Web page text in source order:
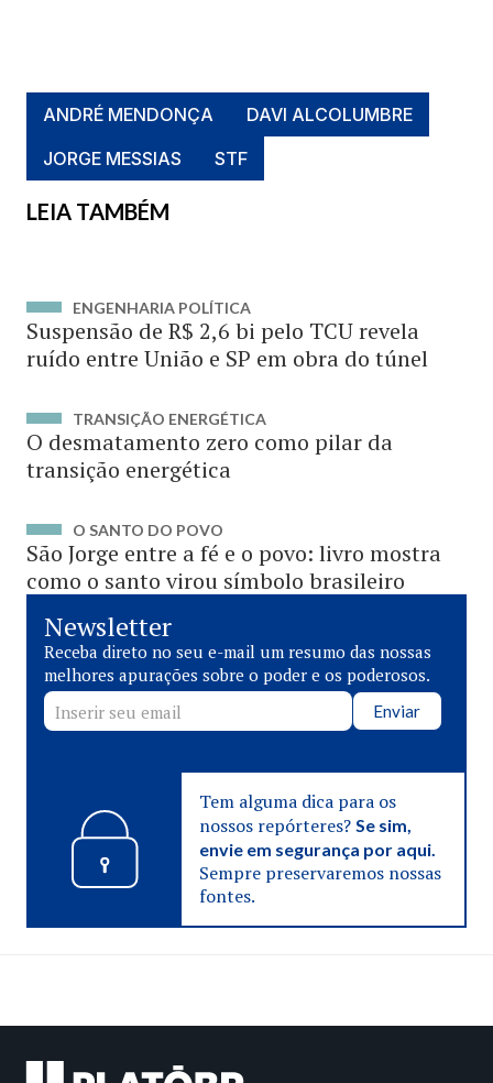
ANDRÉ MENDONÇA
DAVI ALCOLUMBRE
JORGE MESSIAS
STF
LEIA TAMBÉM
ENGENHARIA POLÍTICA
Suspensão de R$ 2,6 bi pelo TCU revela
ruído entre União e SP em obra do túnel
TRANSIÇÃO ENERGÉTICA
O desmatamento zero como pilar da
transição energética
O SANTO DO POVO
São Jorge entre a fé e o povo: livro mostra
como o santo virou símbolo brasileiro
Newsletter
Receba direto no seu e-mail um resumo das nossas
melhores apurações sobre o poder e os poderosos.
Enviar
Tem alguma dica para os
nossos repórteres? Se sim,
envie em segurança por aqui.
Sempre preservaremos nossas
fontes.